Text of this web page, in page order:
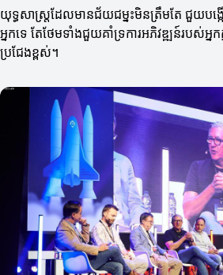
យុទ្ធសាស្ត្រដែលមានជ័យជម្នះមិនត្រឹមតែ ជួយបង្
អ្នកទេ តែថែមទាំងជួយគាំទ្រការអភិវឌ្ឍន៍របស់អ្ន
ប្រជែងខ្ពស់។